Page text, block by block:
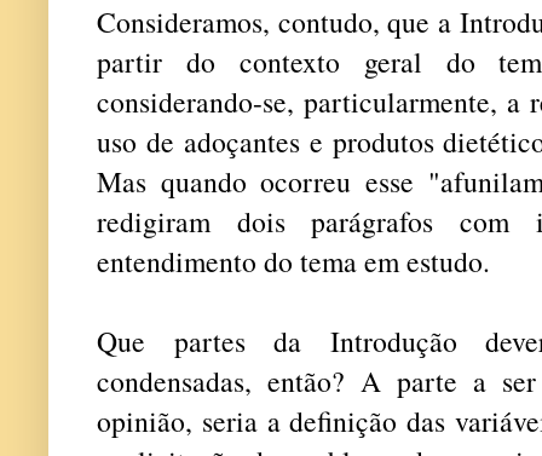
Consideramos, contudo, que a
partir do contexto geral do
considerando-se, particularmente, a
uso de adoçantes e produtos
Mas quando ocorreu esse
redigiram dois parágrafos com
entendimento do tema em estudo.
Que partes da Introdução
condensadas, então? A parte a
opinião, seria a definição das